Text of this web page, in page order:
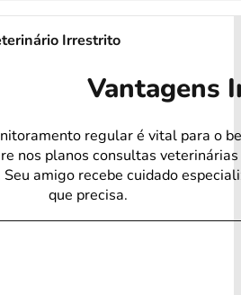
Irrestrito
Vantagens
regular é vital para o
nos planos consultas
amigo recebe cuidado
que precisa.